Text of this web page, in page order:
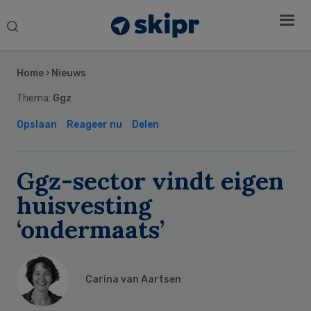
Search
Home › Nieuws
Thema: Ggz
Opslaan Reageer nu Delen
Ggz-sector vindt eigen
huisvesting
‘ondermaats’
Carina van Aartsen
Sidebar